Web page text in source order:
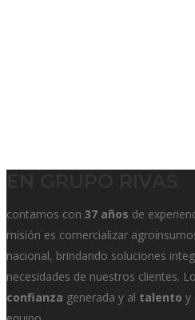
contamos con 37 años de
misión es comercializar
nacional, brindando soluciones
necesidades de nuestros clientes.
confianza generada y al talento y